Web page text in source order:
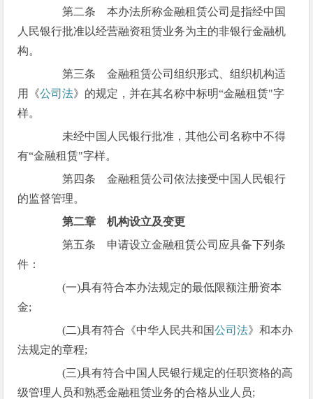
第二条 本办法所称金融租赁公司是指经中国
人民银行批准以经营融资租赁业务为主的非银行金融机
构。
第三条 金融租赁公司组织形式、组织机构适
用《公司法》的规定，并在其名称中标明“金融租赁"字
样。
未经中国人民银行批准，其他公司名称中不得
有“金融租赁"字样。
第四条 金融租赁公司依法接受中国人民银行
的监督管理。
第二章 机构设立及变更
第五条 申请设立金融租赁公司应具备下列条
件：
(一)具有符合本办法规定的最低限额注册资本
金;
(二)具有符合《中华人民共和国公司法》和本办
法规定的章程;
(三)具有符合中国人民银行规定的任职资格的高
级管理人员和熟悉金融租赁业务的合格从业人员;